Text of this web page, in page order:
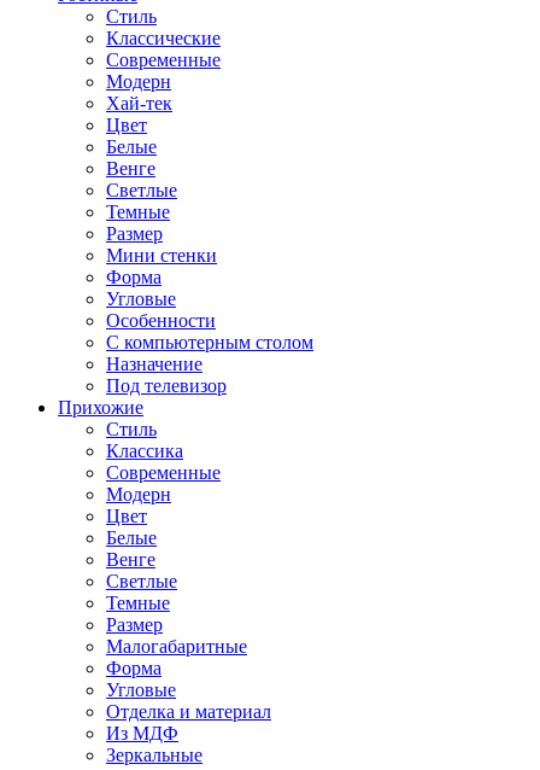
Стиль
Классические
Современные
Модерн
Хай-тек
Цвет
Белые
Венге
Светлые
Темные
Размер
Мини стенки
Форма
Угловые
Особенности
С компьютерным столом
Назначение
Под телевизор
Прихожие
Стиль
Классика
Современные
Модерн
Цвет
Белые
Венге
Светлые
Темные
Размер
Малогабаритные
Форма
Угловые
Отделка и материал
Из МДФ
Зеркальные